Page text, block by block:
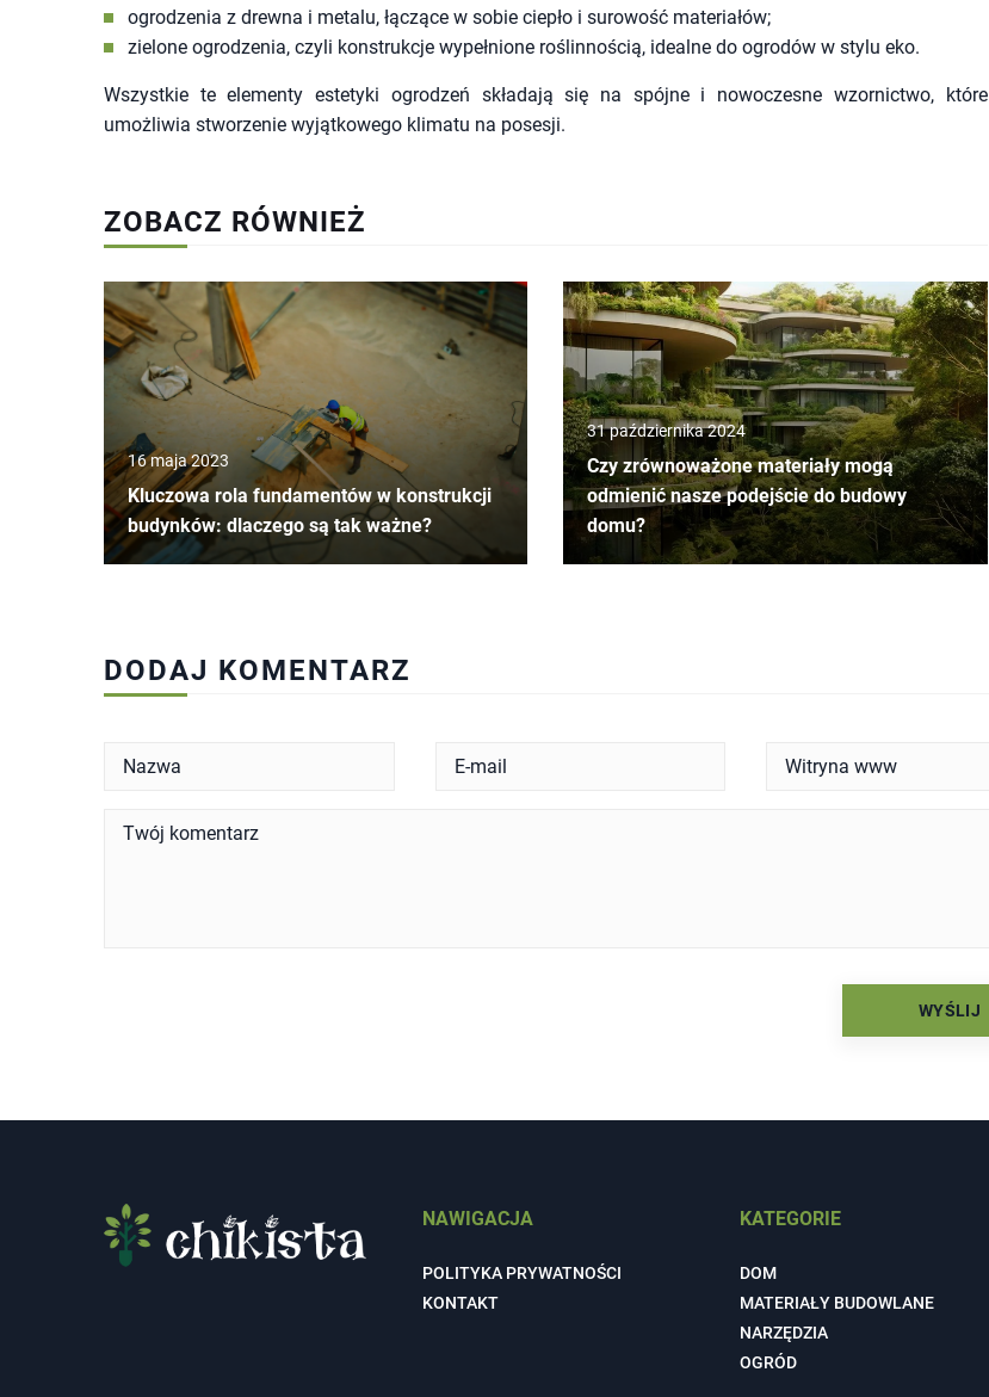
ogrodzenia z drewna i metalu, łączące w sobie ciepło i surowość materiałów;
zielone ogrodzenia, czyli konstrukcje wypełnione roślinnością, idealne do ogrodów w stylu eko.
Wszystkie te elementy estetyki ogrodzeń składają się na spójne i nowoczesne wzornictwo, które
umożliwia stworzenie wyjątkowego klimatu na posesji.
ZOBACZ RÓWNIEŻ
16 maja 2023
Kluczowa rola fundamentów w konstrukcji
budynków: dlaczego są tak ważne?
31 października 2024
Czy zrównoważone materiały mogą
odmienić nasze podejście do budowy
domu?
DODAJ KOMENTARZ
NAWIGACJA
POLITYKA PRYWATNOŚCI
KONTAKT
KATEGORIE
DOM
MATERIAŁY BUDOWLANE
NARZĘDZIA
OGRÓD